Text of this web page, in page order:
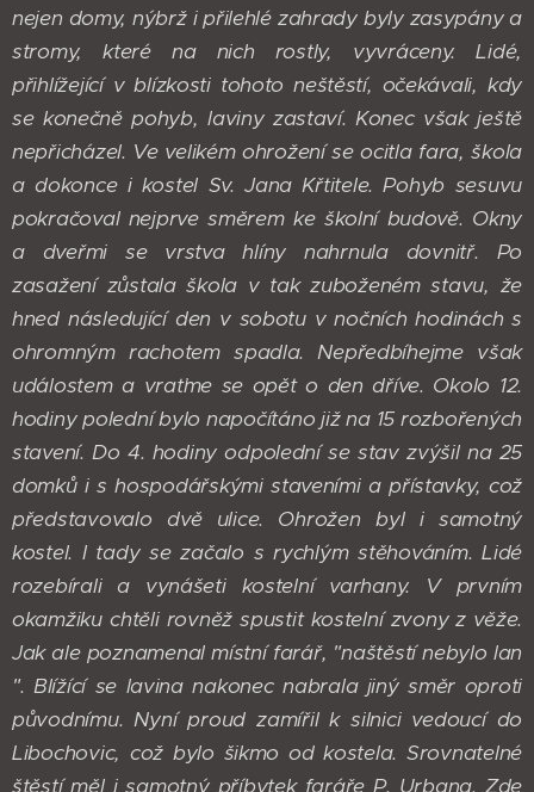
nejen domy, nýbrž i přilehlé zahrady byly zasypány a
stromy, které na nich rostly, vyvráceny. Lidé,
přihlížející v blízkosti tohoto neštěstí, očekávali, kdy
se konečně pohyb, laviny zastaví. Konec však ještě
nepřicházel. Ve velikém ohrožení se ocitla fara, škola
a dokonce i kostel Sv. Jana Křtitele. Pohyb sesuvu
pokračoval nejprve směrem ke školní budově. Okny
a dveřmi se vrstva hlíny nahrnula dovnitř. Po
zasažení zůstala škola v tak zuboženém stavu, že
hned následující den v sobotu v nočních hodinách s
ohromným rachotem spadla. Nepředbíhejme však
událostem a vraťme se opět o den dříve. Okolo 12.
hodiny polední bylo napočítáno již na 15 rozbořených
stavení. Do 4. hodiny odpolední se stav zvýšil na 25
domků i s hospodářskými staveními a přístavky, což
představovalo dvě ulice. Ohrožen byl i samotný
kostel. I tady se začalo s rychlým stěhováním. Lidé
rozebírali a vynášeti kostelní varhany. V prvním
okamžiku chtěli rovněž spustit kostelní zvony z věže.
Jak ale poznamenal místní farář, "naštěstí nebylo lan
". Blížící se lavina nakonec nabrala jiný směr oproti
původnímu. Nyní proud zamířil k silnici vedoucí do
Libochovic, což bylo šikmo od kostela. Srovnatelné
štěstí měl i samotný příbytek faráře P. Urbana. Zde